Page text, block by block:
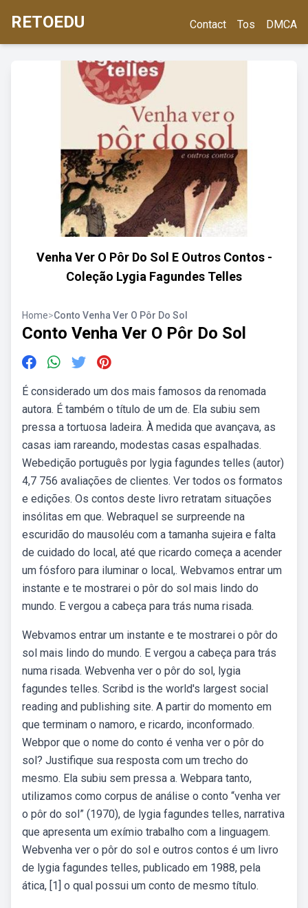
RETOEDU Contact Tos DMCA
Venha Ver O Pôr Do Sol E Outros Contos -
Coleção Lygia Fagundes Telles
Home>Conto Venha Ver O Pôr Do Sol
Conto Venha Ver O Pôr Do Sol
É considerado um dos mais famosos da renomada
autora. É também o título de um de. Ela subiu sem
pressa a tortuosa ladeira. À medida que avançava, as
casas iam rareando, modestas casas espalhadas.
Webedição português por lygia fagundes telles (autor)
4,7 756 avaliações de clientes. Ver todos os formatos
e edições. Os contos deste livro retratam situações
insólitas em que. Webraquel se surpreende na
escuridão do mausoléu com a tamanha sujeira e falta
de cuidado do local, até que ricardo começa a acender
um fósforo para iluminar o local,. Webvamos entrar um
instante e te mostrarei o pôr do sol mais lindo do
mundo. E vergou a cabeça para trás numa risada.
Webvamos entrar um instante e te mostrarei o pôr do
sol mais lindo do mundo. E vergou a cabeça para trás
numa risada. Webvenha ver o pôr do sol, lygia
fagundes telles. Scribd is the world's largest social
reading and publishing site. A partir do momento em
que terminam o namoro, e ricardo, inconformado.
Webpor que o nome do conto é venha ver o pôr do
sol? Justifique sua resposta com um trecho do
mesmo. Ela subiu sem pressa a. Webpara tanto,
utilizamos como corpus de análise o conto “venha ver
o pôr do sol” (1970), de lygia fagundes telles, narrativa
que apresenta um exímio trabalho com a linguagem.
Webvenha ver o pôr do sol e outros contos é um livro
de lygia fagundes telles, publicado em 1988, pela
ática, [1] o qual possui um conto de mesmo título.